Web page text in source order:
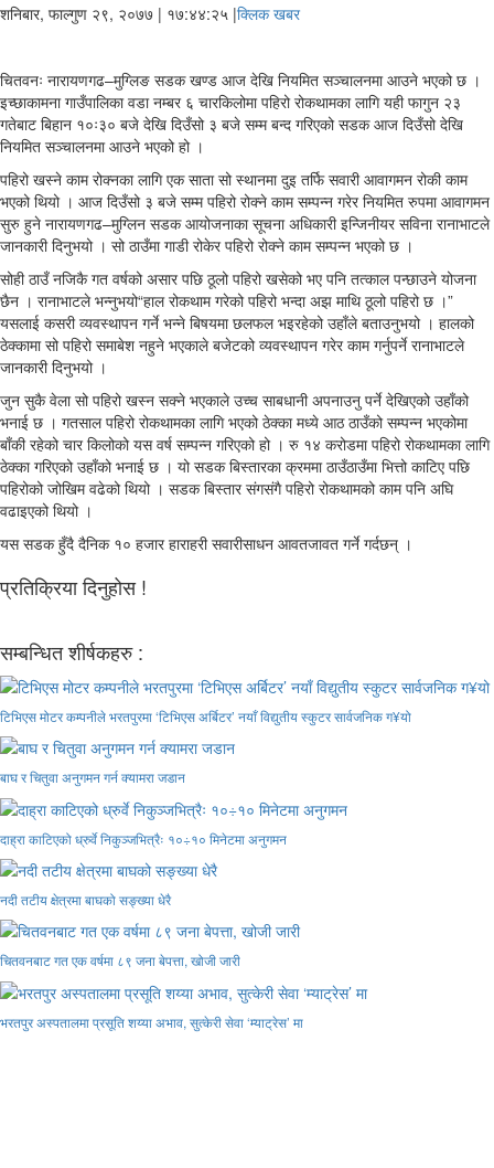
शनिबार, फाल्गुण २९, २०७७ | १७:४४:२५ |क्लिक खबर
चितवनः नारायणगढ–मुग्लिङ सडक खण्ड आज देखि नियमित सञ्चालनमा आउने भएको छ ।
इच्छाकामना गाउँपालिका वडा नम्बर ६ चारकिलोमा पहिरो रोकथामका लागि यही फागुन २३
गतेबाट बिहान १०ः३० बजे देखि दिउँसो ३ बजे सम्म बन्द गरिएको सडक आज दिउँसो देखि
नियमित सञ्चालनमा आउने भएको हो ।
पहिरो खस्ने काम रोक्नका लागि एक साता सो स्थानमा दुइ तर्फि सवारी आवागमन रोकी काम
भएको थियो । आज दिउँसो ३ बजे सम्म पहिरो रोक्ने काम सम्पन्न गरेर नियमित रुपमा आवागमन
सुरु हुने नारायणगढ–मुग्लिन सडक आयोजनाका सूचना अधिकारी इन्जिनीयर सविना रानाभाटले
जानकारी दिनुभयो । सो ठाउँमा गाडी रोकेर पहिरो रोक्ने काम सम्पन्न भएको छ ।
सोही ठाउँ नजिकै गत वर्षको असार पछि ठूलो पहिरो खसेको भए पनि तत्काल पन्छाउने योजना
छैन । रानाभाटले भन्नुभयो“हाल रोकथाम गरेको पहिरो भन्दा अझ माथि ठूलो पहिरो छ ।”
यसलाई कसरी व्यवस्थापन गर्ने भन्ने बिषयमा छलफल भइरहेको उहाँले बताउनुभयो । हालको
ठेक्कामा सो पहिरो समाबेश नहुने भएकाले बजेटको व्यवस्थापन गरेर काम गर्नुपर्ने रानाभाटले
जानकारी दिनुभयो ।
जुन सुकै वेला सो पहिरो खस्न सक्ने भएकाले उच्च साबधानी अपनाउनु पर्ने देखिएको उहाँको
भनाई छ । गतसाल पहिरो रोकथामका लागि भएको ठेक्का मध्ये आठ ठाउँको सम्पन्न भएकोमा
बाँकी रहेको चार किलोको यस वर्ष सम्पन्न गरिएको हो । रु १४ करोडमा पहिरो रोकथामका लागि
ठेक्का गरिएको उहाँको भनाई छ । यो सडक बिस्तारका क्रममा ठाउँठाउँमा भित्तो काटिए पछि
पहिरोको जोखिम वढेको थियो । सडक बिस्तार संगसंगै पहिरो रोकथामको काम पनि अघि
वढाइएको थियो ।
यस सडक हुँदै दैनिक १० हजार हाराहरी सवारीसाधन आवतजावत गर्ने गर्दछन् ।
प्रतिक्रिया दिनुहोस !
सम्बन्धित शीर्षकहरु :
टिभिएस मोटर कम्पनीले भरतपुरमा ‘टिभिएस अर्बिटर’ नयाँ विद्युतीय स्कुटर सार्वजनिक ग¥यो
बाघ र चितुवा अनुगमन गर्न क्यामरा जडान
दाह्रा काटिएको ध्रुर्वे निकुञ्जभित्रैः १०÷१० मिनेटमा अनुगमन
नदी तटीय क्षेत्रमा बाघको सङ्ख्या धेरै
चितवनबाट गत एक वर्षमा ८९ जना बेपत्ता, खोजी जारी
भरतपुर अस्पतालमा प्रसूति शय्या अभाव, सुत्केरी सेवा ‘म्याट्रेस’ मा